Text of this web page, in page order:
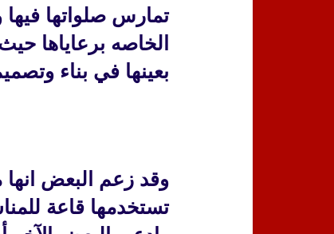
الكهنوت
تمارس صلواتها
الخاصه برعاياها
بعينها في بناء
وقد زعم ا لبعض انها
تستخدمها قاعة